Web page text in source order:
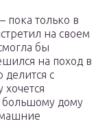
пока только в
на своем
бы
на поход в
с
дому